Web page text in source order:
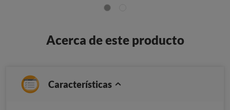
Acerca de este producto
Características